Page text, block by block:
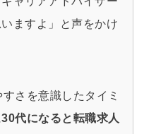
ますよ」と声をかけ
さを意識したタイミ
30代になると転職求人